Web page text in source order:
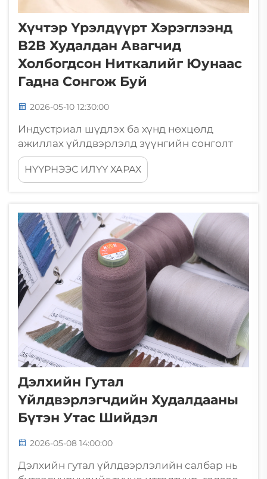
Хүчтэр Үрэлдүүрт Хэрэглээнд
B2B Худалдан Авагчид
Холбогдсон Ниткалийг Юунаас
Гадна Сонгож Буй
2026-05-10 12:30:00
Индустриал шүдлэх ба хүнд нөхцөлд
ажиллах үйлдвэрлэлд зүүнгийн сонголт
хэзээд ч хялбар биш. Бүтээдүүр тогтмол
механик дарлал, хүртүүрлэл ба
хатангуурын үүднээс үлдмүүр хамгаалахын
нь үйлдлийн чухал хувьсагч болой.
НҮҮРНЭЭС ИЛҮҮ ХАРАХ
Дэлхийн Гутал
Үйлдвэрлэгчдийн Худалдааны
Бүтэн Утас Шийдэл
2026-05-08 14:00:00
Дэлхийн гутал үйлдвэрлэлийн салбар нь